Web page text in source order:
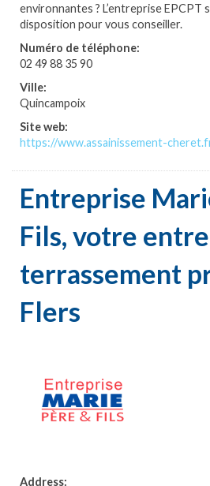
environnantes ? L’entreprise EPCPT
disposition pour vous conseiller.
Numéro de téléphone:
02 49 88 35 90
Ville:
Quincampoix
Site web:
https://www.assainissement-
Entreprise
Fils, votre
terrassement
Flers
Address: